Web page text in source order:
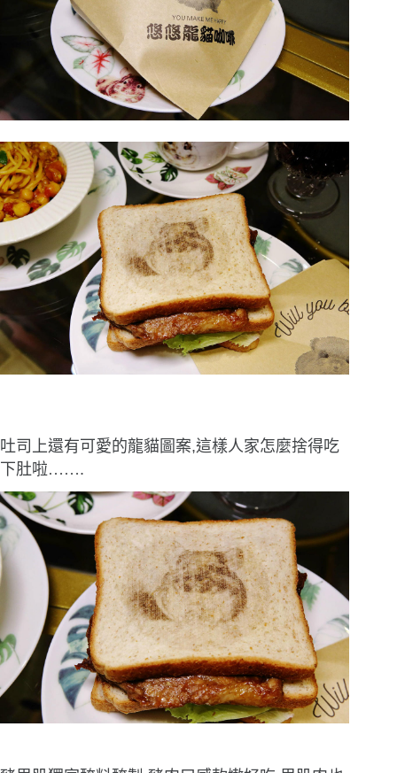
吐司上還有可愛的龍貓圖案,這樣人家怎麼捨得吃
下肚啦…….